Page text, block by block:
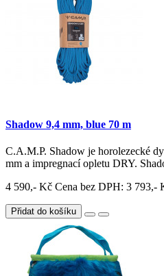
Shadow 9,4 mm, blue 70 m
C.A.M.P. Shadow je horolezecké
mm a impregnací opletu DRY.
4 590,- Kč Cena bez DPH: 3 793,-
Přidat do košíku